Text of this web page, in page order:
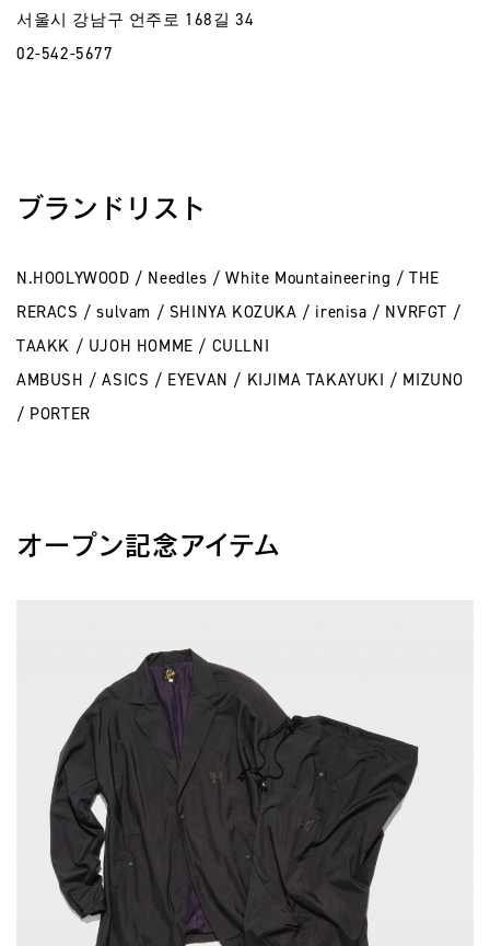
서울시 강남구 언주로 168길 34
02-542-5677
ブランドリスト
N.HOOLYWOOD / Needles / White Mountaineering / THE
RERACS / sulvam / SHINYA KOZUKA / irenisa / NVRFGT /
TAAKK / UJOH HOMME / CULLNI
AMBUSH / ASICS / EYEVAN / KIJIMA TAKAYUKI / MIZUNO
/ PORTER
オープン記念アイテム